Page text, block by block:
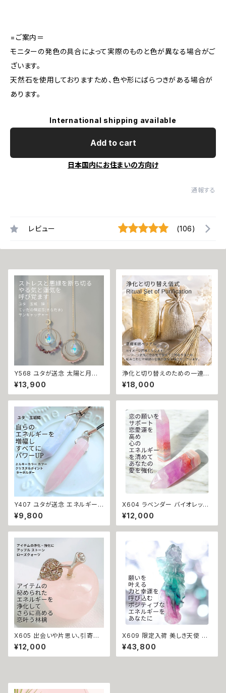
=ご案内＝
モニターの発色の具合によって実際のものと色が異なる場合がご
ざいます。
天然石を使用しておりますため、色や形にばらつきがある場合が
あります。
International shipping available
Add to cart
日本国内にお住まいの方向け
通報する
レビュー (106)
Y568 ユタが送念 太陽と月に
守られる てぃだの輝虹玉(きらだ
ま) 光が差すたび、願いが動き出
す 魔除け 浄化 天然石 サンキャ
メジスト 祈祷 送念 開運 幸福
繁栄 仕事 順風満帆 沖縄 強さ
ネイチャーパワー 愛され かわ
いい 上品
¥13,900
浄化と切り替えのための一連の
儀式 – Ritual Set of Purifica
tion – 悪魔術師 ベリアル 魔術
キャンドル 香袋 おまじない 空
ト パワーストーン 天然石 儀式
¥18,000
Y407 ユタが送念 エネルギー
増幅・拡散 ミルキーカラー カフ
ー ストラップ クリスタルポイント
キーホルダー 幸運召致 パワー
ント ローズクォーツ レースアゲ
ート ナチュラル 沖縄 キーホルダ
ー 海 お守り 祈祷 恋愛運 人気
¥9,800
X604 ラベンダー バイオレット
アメジスト アゲート ポイント 恋
の願いをかけたアイテムの浄
化・強化に 瑪瑙 メノウ アメジス
運 片思い 復縁 不倫 三角関係
遠距離 年の差 仲直り 原石 パワ
ーストーン 結晶 天然石
¥12,000
X605 出会いや片思い、引寄せ
などの願いをかけたアイテムの
浄化・強化に アップル ストーン
ローズクォーツ りんご 魔術アイ
愛運 片想い モテ 人気 好かれた
い 運気アップ 開運 浄化 癒し 原
¥12,000
X609 限定入荷 美しき天使 大
型 10cm レインボーフローライ
ト エンジェル 彫刻 ストーン あ
らゆる願い事に使える 浄化スト
¥43,800